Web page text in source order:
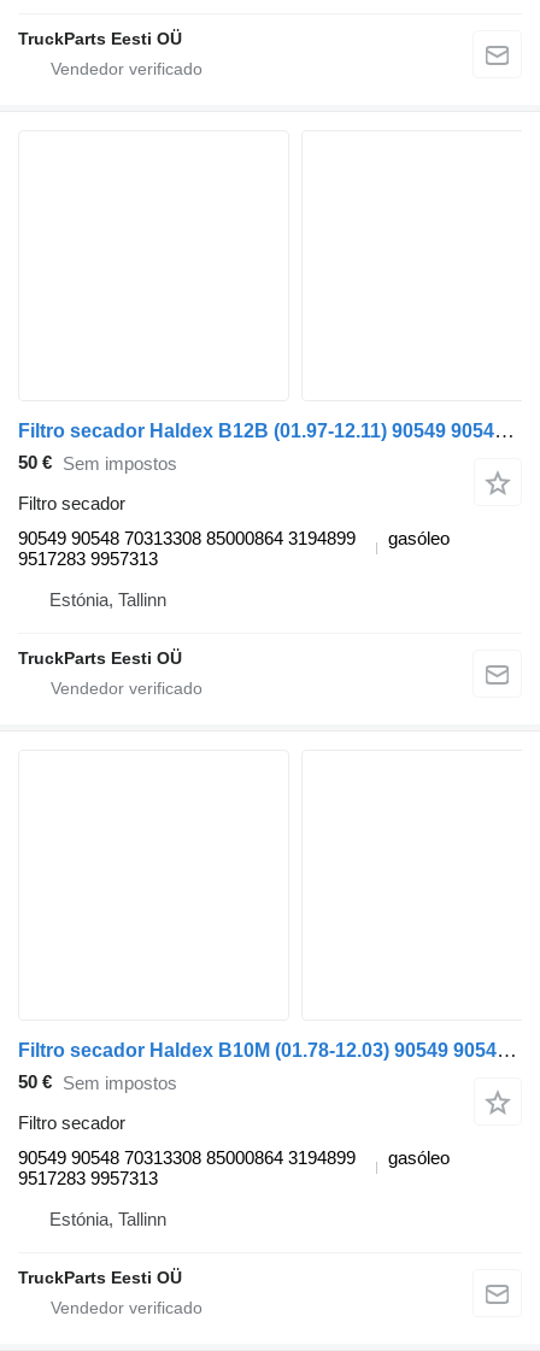
TruckParts Eesti OÜ
Filtro secador Haldex B12B (01.97-12.11) 90549 90548 para autocarro Volvo B6, B7, B9, B10, B12 bus (1978-2011)
50 € Sem impostos
Filtro secador
90549 90548 70313308 85000864 3194899
9517283 9957313
gasóleo
Estónia, Tallinn
TruckParts Eesti OÜ
Filtro secador Haldex B10M (01.78-12.03) 90549 90548 para autocarro Volvo B6, B7, B9, B10, B12 bus (1978-2011)
50 € Sem impostos
Filtro secador
90549 90548 70313308 85000864 3194899
9517283 9957313
gasóleo
Estónia, Tallinn
TruckParts Eesti OÜ